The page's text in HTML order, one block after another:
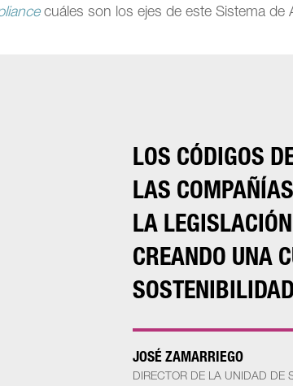
cuáles son los ejes de este Sistema de
LOS CÓDIGOS
LAS
LA
CREANDO UNA
JOSÉ ZAMARRIEGO
DIRECTOR DE LA UNIDAD DE